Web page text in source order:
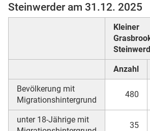
Steinwerder am 31.12. 2025
Kleiner
Anzahl
Bevölkerung mit
Migrationshintergrund
480
unter 18-Jährige mit
35